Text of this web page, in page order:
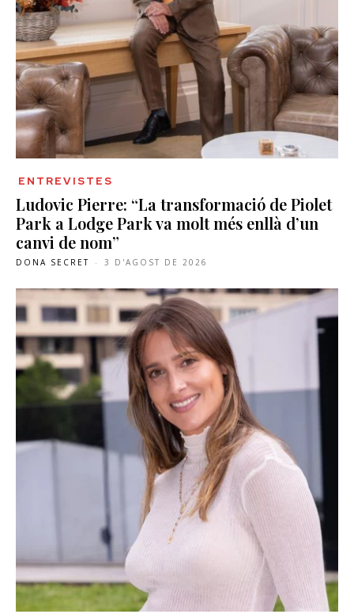
ENTREVISTES
Ludovic Pierre: “La transformació de Piolet
Park a Lodge Park va molt més enllà d’un
canvi de nom”
DONA SECRET - 3 D'AGOST DE 2026